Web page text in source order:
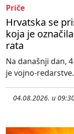
Priče
Hrvatska se
koja je
rata
Na današnji dan,
je vojno-
04.08.2026. u